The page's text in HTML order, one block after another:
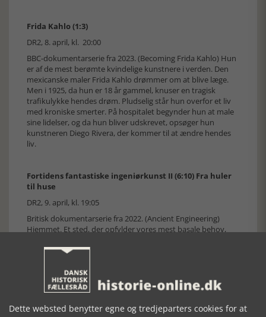
Frida Kahlo (1:3)
DR2, 8. april, kl. 20:00
BBC-dokumentarserie fra 2023. (Becoming Frida Kahlo) Hun
er af de mest berømte kvindelige kunstnere i verden. Den
mexicanske maler Frida Kahlo drømmer om at blive læge.
Men i 1925, da hun er 18 år gammel, knuser en tragisk
trafikulykke hendes drøm. Pludselig står hun overfor et liv
med kroniske smerter. På hospitalet begynder hun at male
sine lidelser, og da hun bliver udskrevet, opsøger hun
kunstneren Diego Rivera, der kommer til at ændre hendes
liv.
Fortidens fantastiske ingeniørkunst II (6:10) Fra huler
til huse
DR2, 9. april, kl. 19:05
Britisk dokumentarserie fra 2022. (Ancient Engineering)
Hjemmet. Et sted, der opfylder vores mest basale behov,
til romerske lejligheder til moderne luksushuse? Hvilke
komfort og sikkerhed, som præger mange huse i dag? Her
udforsker vi igloens stabile arkitektur, brugen af mursten og
beton som byggematerialer, glas til vinduer og opfindelsen
af låsen.
Dette websted benytter egne og tredjeparters cookies for at